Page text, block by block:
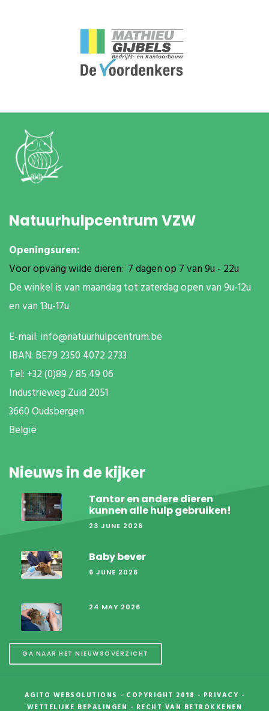
Natuurhulpcentrum VZW
Openingsuren:
Voor opvang wilde dieren: 7 dagen op 7 van 9u - 22u
De winkel is van maandag tot zaterdag open van 9u-12u
en van 13u-17u
E-mail: info@natuurhulpcentrum.be
IBAN: BE79 2350 4072 2733
Tel: +32 (0)89 / 85 49 06
Industrieweg Zuid 2051
3660 Oudsbergen
België
Nieuws in de kijker
Tantor en andere dieren
kunnen alle hulp gebruiken!
23 JUNE 2026
Baby bever
6 JUNE 2026
24 MAY 2026
GA NAAR HET NIEUWSOVERZICHT
AGITO WEBSOLUTIONS - COPYRIGHT 2018 - PRIVACY -
WETTELIJKE BEPALINGEN - RECHT VAN BETROKKENEN